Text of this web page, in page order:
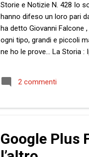
Storie e Notizie N. 428 Io
hanno difeso un loro pari
ha detto Giovanni
ogni tipo, grandi e piccoli
ne ho le prove... La Storia
detto il Milanese , sia il
compia delle azioni molto
2 commenti
Google Plus